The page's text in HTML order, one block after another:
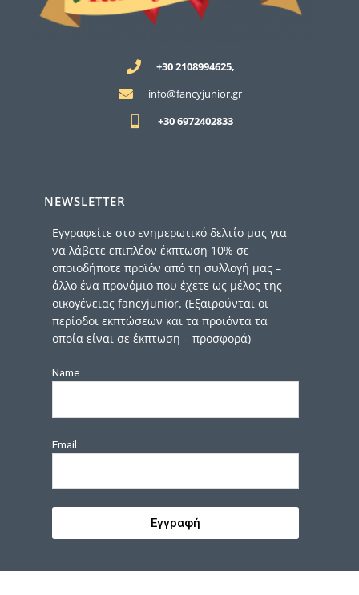
+30 2108994625,
info@fancyjunior.gr
+30 6972402833
NEWSLETTER
Εγγραφείτε στο ενημερωτικό δελτίο μας για
να λάβετε επιπλέον έκπτωση 10% σε
οποιοδήποτε προϊόν από τη συλλογή μας –
άλλο ένα προνόμιο που έχετε ως μέλος της
οικογένειας fancyjunior. (Εξαιρούνται οι
περίοδοι εκπτώσεων και τα προιόντα τα
οποία είναι σε έκπτωση – προσφορά)
Name
Email
Εγγραφή